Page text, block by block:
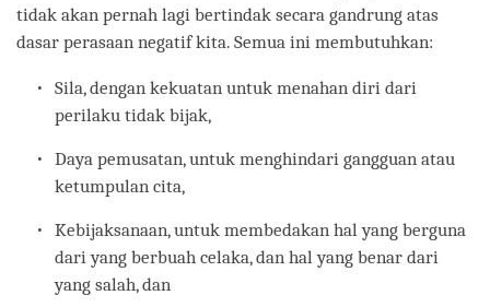
tidak akan pernah lagi bertindak secara gandrung atas
dasar perasaan negatif kita. Semua ini membutuhkan:
Sila, dengan kekuatan untuk menahan diri dari
perilaku tidak bijak,
Daya pemusatan, untuk menghindari gangguan atau
ketumpulan cita,
Kebijaksanaan, untuk membedakan hal yang berguna
dari yang berbuah celaka, dan hal yang benar dari
yang salah, dan